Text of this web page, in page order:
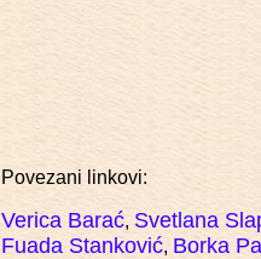
Povezani linkovi:
Verica Barać, Svetlana
Fuada Stanković, Borka